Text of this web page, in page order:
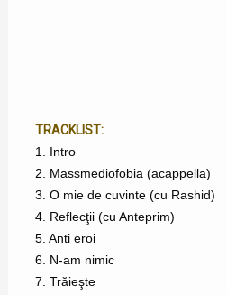
TRACKLIST:
1. Intro
2. Massmediofobia (acappella)
3. O mie de cuvinte (cu Rashid)
4. Reflecţii (cu Anteprim)
5. Anti eroi
6. N-am nimic
7. Trăieşte